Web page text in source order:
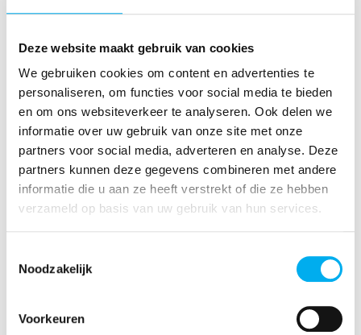
Deze website maakt gebruik van cookies
We gebruiken cookies om content en advertenties te
personaliseren, om functies voor social media te bieden
en om ons websiteverkeer te analyseren. Ook delen we
informatie over uw gebruik van onze site met onze
partners voor social media, adverteren en analyse. Deze
partners kunnen deze gegevens combineren met andere
informatie die u aan ze heeft verstrekt of die ze hebben
verzameld op basis van uw gebruik van hun services.
Noodzakelijk
Voorkeuren
Nachhaltigkeit auf Lager
Sport und Bewegung